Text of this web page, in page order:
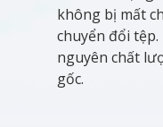
không bị mất
chuyển đổi
nguyên chất
gốc.